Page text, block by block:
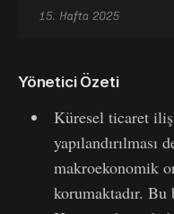
Yönetici Özeti
Küresel ticaret
yapılandırılması
makroekonomik
korumaktadır.